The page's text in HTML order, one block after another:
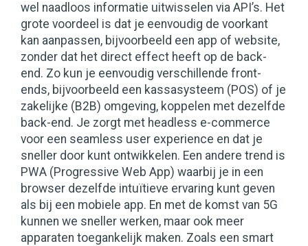
wel naadloos informatie uitwisselen via API’s. Het
grote voordeel is dat je eenvoudig de voorkant
kan aanpassen, bijvoorbeeld een app of website,
zonder dat het direct effect heeft op de back-
end. Zo kun je eenvoudig verschillende front-
ends, bijvoorbeeld een kassasysteem (POS) of je
zakelijke (B2B) omgeving, koppelen met dezelfde
back-end. Je zorgt met headless e-commerce
voor een seamless user experience en dat je
sneller door kunt ontwikkelen. Een andere trend is
PWA (Progressive Web App) waarbij je in een
browser dezelfde intuïtieve ervaring kunt geven
als bij een mobiele app. En met de komst van 5G
kunnen we sneller werken, maar ook meer
apparaten toegankelijk maken. Zoals een smart